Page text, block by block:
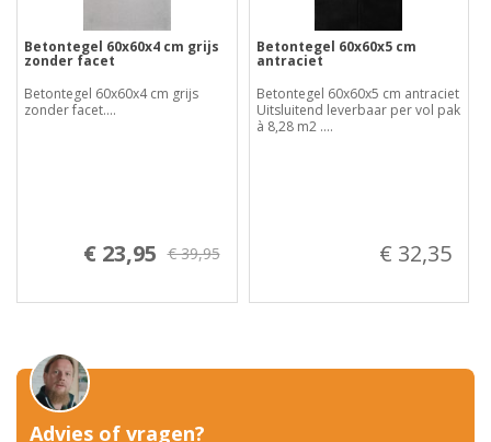
Betontegel 60x60x4 cm grijs
zonder facet
Betontegel 60x60x4 cm grijs
zonder facet....
€ 23,95 € 39,95
Betontegel 60x60x5 cm
antraciet
Betontegel 60x60x5 cm antraciet
Uitsluitend leverbaar per vol pak
à 8,28 m2 ....
€ 32,35
Advies of vragen?